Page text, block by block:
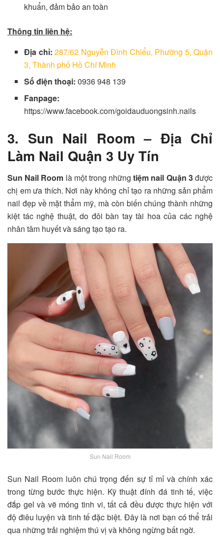
khuẩn, đảm bảo an toàn
Thông tin liên hệ:
Địa chỉ:287/62 Nguyễn Đình Chiểu, Phường 5, Quận
3, Thành phố Hồ Chí Minh
Số điện thoại:0936 948 139
Fanpage:
https://www.facebook.com/goidauduongsinh.nails
3. Sun Nail Room – Địa Chỉ
Làm Nail Quận 3 Uy Tín
Sun Nail Room là một trong nhữngtiệm nail Quận 3được
chị em ưa thích. Nơi này không chỉ tạo ra những sản phẩm
nail đẹp về mặt thẩm mỹ, mà còn biến chúng thành những
kiệt tác nghệ thuật, do đôi bàn tay tài hoa của các nghệ
nhân tâm huyết và sáng tạo tạo ra.
Sun Nail Room
Sun Nail Room luôn chú trọng đến sự tỉ mỉ và chính xác
trong từng bước thực hiện. Kỹ thuật đính đá tinh tế, việc
đắp gel và vẽ móng tinh vi, tất cả đều được thực hiện với
độ điêu luyện và tinh tế đặc biệt. Đây là nơi bạn có thể trải
qua những trải nghiệm thú vị và không ngừng bất ngờ.